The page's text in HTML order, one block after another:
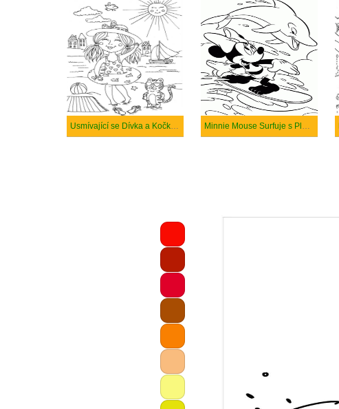
Usmívající se Dívka a Kočka v Moři na Plavání Minnie Mouse Surfuje s Plaváním Delfínů